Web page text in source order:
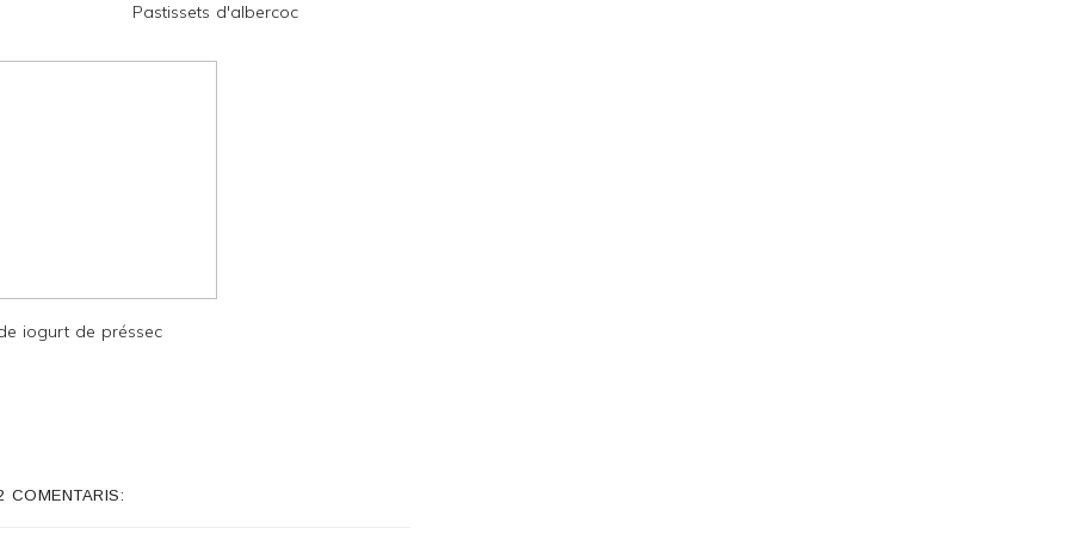
Pastissets d'albercoc
iogurt de préssec
COMENTARIS: